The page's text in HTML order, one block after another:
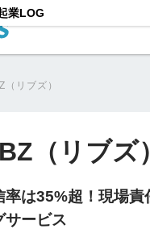
業LOG
（リブズ）
（リブズ）
率は35%超！現場
サービス